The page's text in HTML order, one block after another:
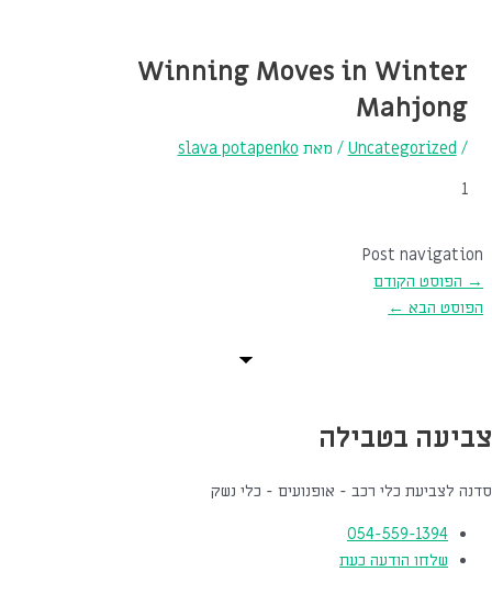
Winning Moves in Winter
Mahjong
/
Uncategorized / מאת slava potapenko
1
Post navigation
→ הפוסט הקודם
הפוסט הבא ←
צביעה בטבילה
סדנה לצביעת כלי רכב - אופנועים - כלי נשק
054-559-1394
שלחו הודעה כעת